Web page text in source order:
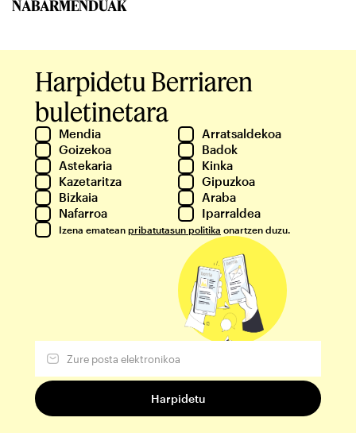
NABARMENDUAK
Harpidetu Berriaren
buletinetara
Mendia
Arratsaldekoa
Goizekoa
Badok
Astekaria
Kinka
Kazetaritza
Gipuzkoa
Bizkaia
Araba
Nafarroa
Iparraldea
Izena ematean pribatutasun politika onartzen duzu.